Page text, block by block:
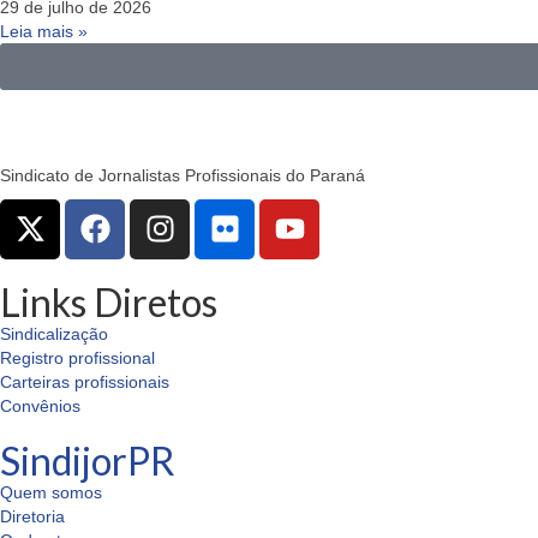
29 de julho de 2026
Leia mais »
Sindicato de Jornalistas Profissionais do Paraná
Links Diretos
Sindicalização
Registro profissional
Carteiras profissionais
Convênios
SindijorPR
Quem somos
Diretoria